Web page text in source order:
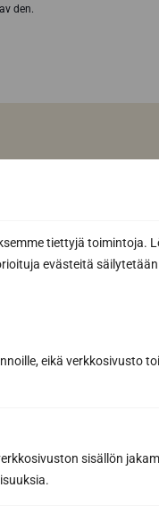
tiettyjä toimintoja.
evästeitä säilytetään
eikä verkkosivusto
sisällön
den.